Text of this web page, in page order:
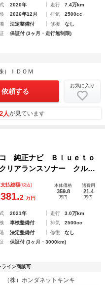
2020年 走行
7.4万km
2026年12月 排気
2500cc
法定整備付 修復
なし
保証付 (3ヶ月・走行無制限)
）ＩＤＯＭ
頼する
お気に入り
人が見ています
純正ナビ Ｂｌｕｅｔｏ
アランスソナー クルー
衝突被害軽減システム 両
ランプ
支払総額(税込)
381.2 万円
本体価格
359.8
万円
諸費用
21.4
万円
2021年 走行
3.0万km
車検整備付 排気
2500cc
法定整備付 修復
なし
保証付 (3ヶ月・3000km)
ライン商談可
株）ホンダネットキンキ